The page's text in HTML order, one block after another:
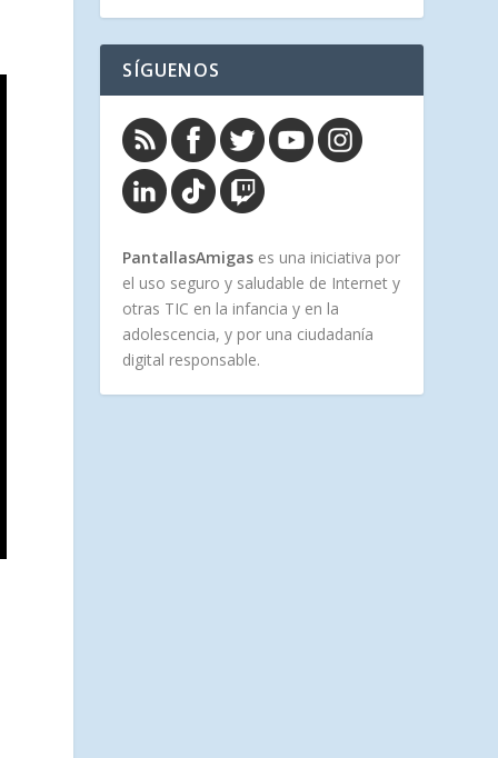
SÍGUENOS
PantallasAmigas es una iniciativa por
el uso seguro y saludable de Internet y
otras TIC en la infancia y en la
adolescencia, y por una ciudadanía
digital responsable.